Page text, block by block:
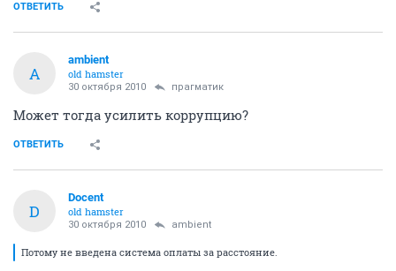
ОТВЕТИТЬ
A
ambient
old hamster
30 октября 2010 прагматик
Может тогда усилить коррупцию?
ОТВЕТИТЬ
D
Docent
old hamster
30 октября 2010 ambient
Потому не введена система оплаты за расстояние.